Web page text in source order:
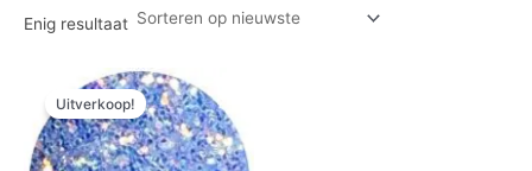
Enig resultaat
Uitverkoop!
Oorspronkelijke
prijs
was:
€ 3,57.
Huidige
prijs
is:
€ 1,79.